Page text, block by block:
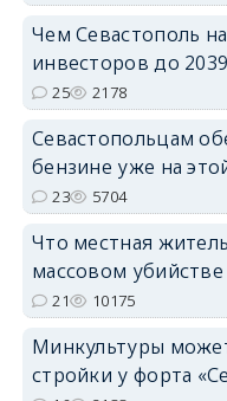
Чем Севастополь
инвесторов до
25 2178
Севастопольцам
бензине уже на
23 5704
Что местная
массовом
21 10175
Минкультуры
стройки у форта